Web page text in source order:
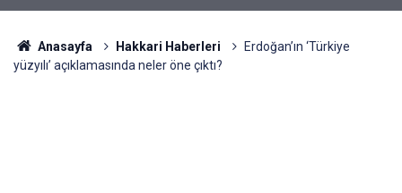
Anasayfa Hakkari Haberleri
Erdoğan’ın ‘Türkiye
yüzyılı’ açıklamasında neler öne çıktı?